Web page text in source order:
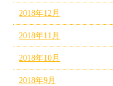
2018年12月
2018年11月
2018年10月
2018年9月